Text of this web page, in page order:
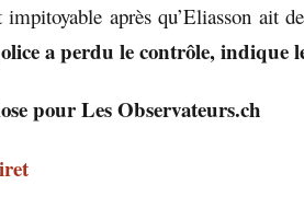
après qu’Eliasson ait
a perdu le contrôle, indique
pour Les Observateurs.ch